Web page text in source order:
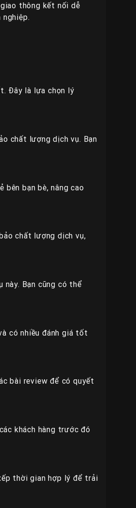
thông kết nối dễ
Đây là lựa chọn lý
chất lượng dịch vụ. Bạn
bên bạn bè, nâng cao
chất lượng dịch vụ,
này. Bạn cũng có thể
có nhiều đánh giá tốt
bài review để có quyết
khách hàng trước đó
thời gian hợp lý để trải